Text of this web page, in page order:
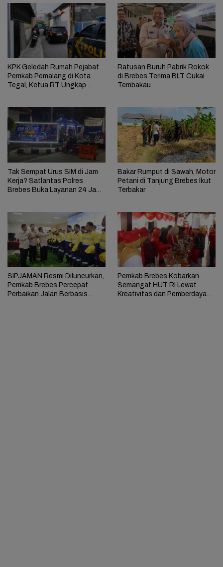
KPK Geledah Rumah Pejabat
Pemkab Pemalang di Kota
Tegal, Ketua RT Ungkap
Ratusan Buruh Pabrik Rokok
di Brebes Terima BLT Cukai
Tembakau
Tak Sempat Urus SIM di Jam
Kerja? Satlantas Polres
Brebes Buka Layanan 24 Jam
Bakar Rumput di Sawah, Motor
Petani di Tanjung Brebes Ikut
Terbakar
SIPJAMAN Resmi Diluncurkan,
Pemkab Brebes Percepat
Perbaikan Jalan Berbasis
Pemkab Brebes Kobarkan
Semangat HUT RI Lewat
Kreativitas dan Pemberdayaan